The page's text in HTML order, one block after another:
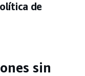
de
sin